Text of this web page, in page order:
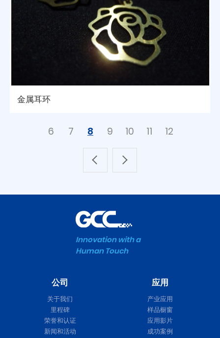
金属耳环
6 7 8 9 10 11 12
Innovation with a
Human Touch
公司
关于我们
里程碑
荣誉和认证
新闻和活动
应用
产业应用
样品橱窗
应用影片
成功案例